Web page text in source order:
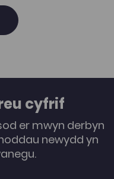
cyfrif
er mwyn derbyn
newydd yn